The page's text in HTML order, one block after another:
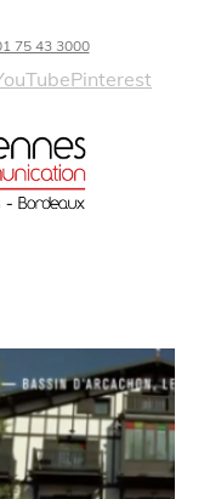
75 43 3000
Pinterest